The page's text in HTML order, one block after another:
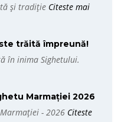
și tradiție Citeste mai
trăită împreună!
în inima Sighetului.
Marmației 2026
- 2026 Citeste